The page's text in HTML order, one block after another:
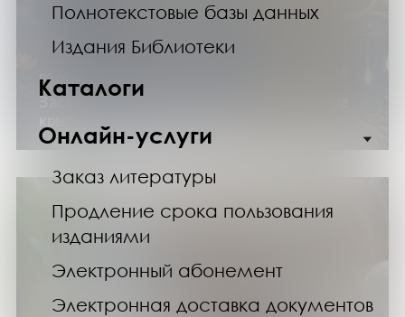
Полнотекстовые базы данных
Издания Библиотеки
Каталоги
Онлайн-услуги
Заказ литературы
Продление срока пользования
изданиями
Электронный абонемент
Электронная доставка документов
08.08.26
Заседание клуба «Переплет»: «Запасные